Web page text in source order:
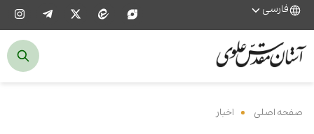
فارسی
صفحه اصلی اخبار